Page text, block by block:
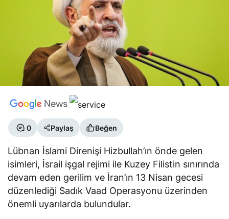
0 Paylaş Beğen
Lübnan İslami Direnişi Hizbullah’ın önde gelen
isimleri, İsrail işgal rejimi ile Kuzey Filistin sınırında
devam eden gerilim ve İran’ın 13 Nisan gecesi
düzenlediği Sadık Vaad Operasyonu üzerinden
önemli uyarılarda bulundular.